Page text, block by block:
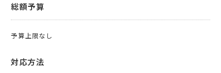
総額予算
予算上限なし
対応方法